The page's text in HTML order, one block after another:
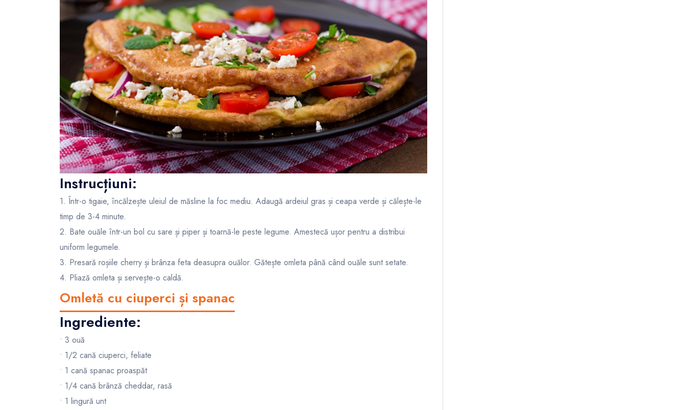
Instrucțiuni:
1. Într-o tigaie, încălzește uleiul de măsline la foc mediu. Adaugă ardeiul gras și ceapa verde și călește-le
timp de 3-4 minute.
2. Bate ouăle într-un bol cu sare și piper și toarnă-le peste legume. Amestecă ușor pentru a distribui
uniform legumele.
3. Presară roșiile cherry și brânza feta deasupra ouălor. Gătește omleta până când ouăle sunt setate.
4. Pliază omleta și servește-o caldă.
Omletă cu ciuperci și spanac
Ingrediente:
• 3 ouă
• 1/2 cană ciuperci, feliate
• 1 cană spanac proaspăt
• 1/4 cană brânză cheddar, rasă
• 1 lingură unt